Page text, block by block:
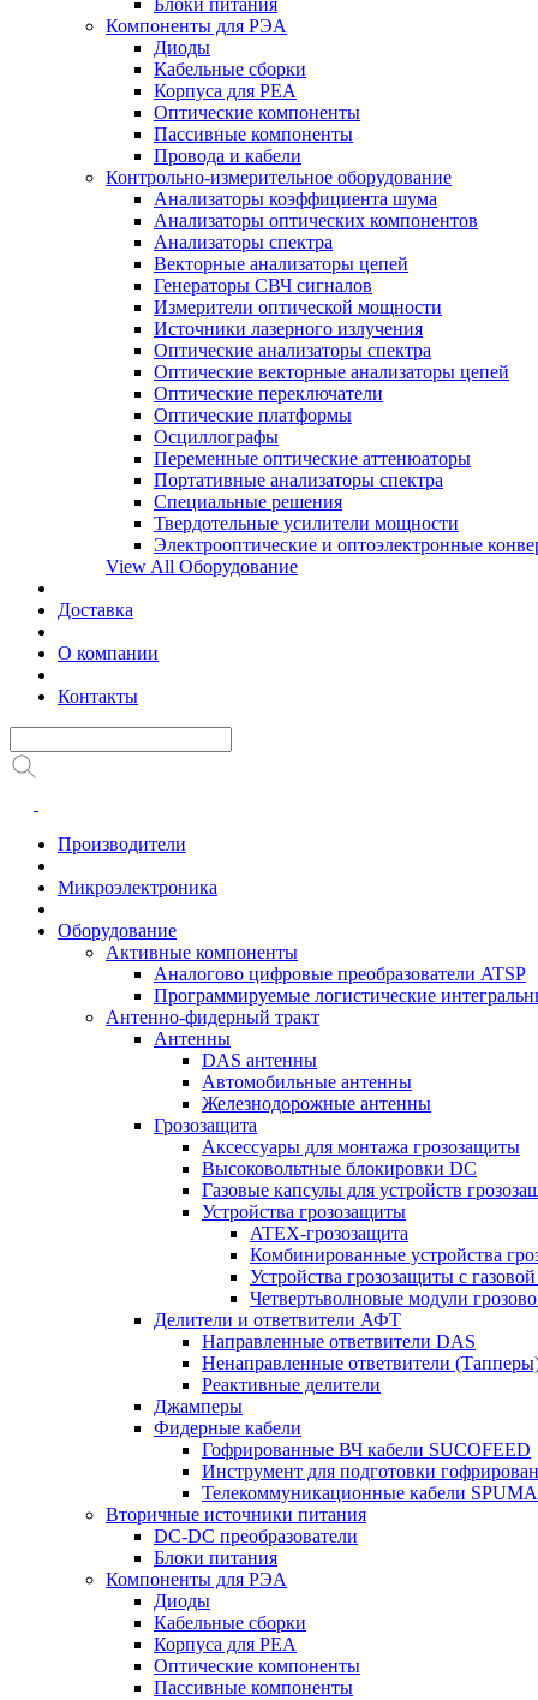
Блоки питания
Компоненты для РЭА
Диоды
Кабельные сборки
Корпуса для РЕА
Оптические компоненты
Пассивные компоненты
Провода и кабели
Контрольно-измерительное оборудование
Анализаторы коэффициента шума
Анализаторы оптических компонентов
Анализаторы спектра
Векторные анализаторы цепей
Генераторы СВЧ сигналов
Измерители оптической мощности
Источники лазерного излучения
Оптические анализаторы спектра
Оптические векторные анализаторы цепей
Оптические переключатели
Оптические платформы
Осциллографы
Переменные оптические аттенюаторы
Портативные анализаторы спектра
Специальные решения
Твердотельные усилители мощности
Электрооптические и оптоэлектронные
View All Оборудование
Доставка
О компании
Контакты
Производители
Микроэлектроника
Оборудование
Активные компоненты
Аналогово цифровые преобразователи ATSP
Программируемые логистические
Антенно-фидерный тракт
Антенны
DAS антенны
Автомобильные антенны
Железнодорожные антенны
Грозозащита
Аксессуары для монтажа грозозащиты
Высоковольтные блокировки DC
Газовые капсулы для устройств
Устройства грозозащиты
ATEX-грозозащита
Комбинированные устройства
Устройства грозозащиты с
Четвертьволновые модули
Делители и ответвители АФТ
Направленные ответвители DAS
Ненаправленные ответвители
Реактивные делители
Джамперы
Фидерные кабели
Гофрированные ВЧ кабели SUCOFEED
Инструмент для подготовки
Телекоммуникационные кабели SPUMA
Вторичные источники питания
DC-DC преобразователи
Блоки питания
Компоненты для РЭА
Диоды
Кабельные сборки
Корпуса для РЕА
Оптические компоненты
Пассивные компоненты